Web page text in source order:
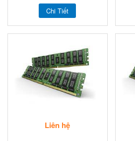
Chi Tiết
Liên hệ